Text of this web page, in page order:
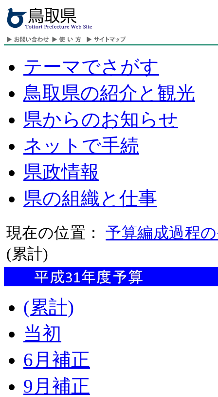
テーマでさがす
鳥取県の紹介と観光
県からのお知らせ
ネットで手続
県政情報
県の組織と仕事
現在の位置：予算編成過程
(累計)
(累計)
当初
6月補正
9月補正